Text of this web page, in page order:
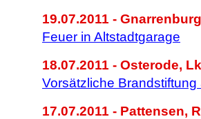
19.07.2011 -
Feuer in Altstadtgarage
18.07.2011 - Osterode,
Vorsätzliche Brandstiftung
17.07.2011 - Pattensen,